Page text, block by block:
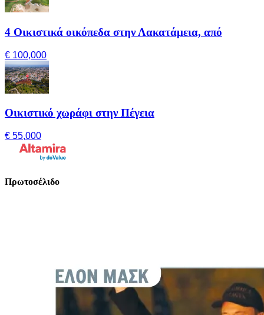
4 Οικιστικά οικόπεδα στην Λακατάμεια, από
€ 100,000
Οικιστικό χωράφι στην Πέγεια
€ 55,000
Πρωτοσέλιδο